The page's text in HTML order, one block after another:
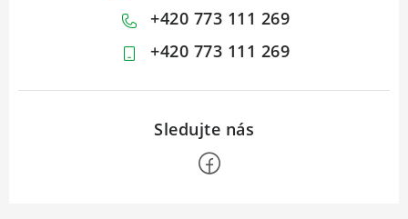
+420 773 111 269
+420 773 111 269